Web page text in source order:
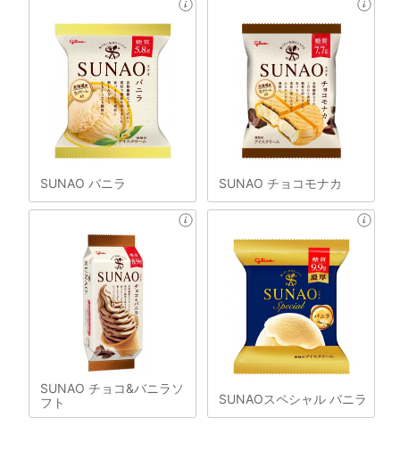
SUNAO バニラ SUNAO チョコモナカ
SUNAO チョコ&バニラソ
フト
SUNAOスペシャル バニラ